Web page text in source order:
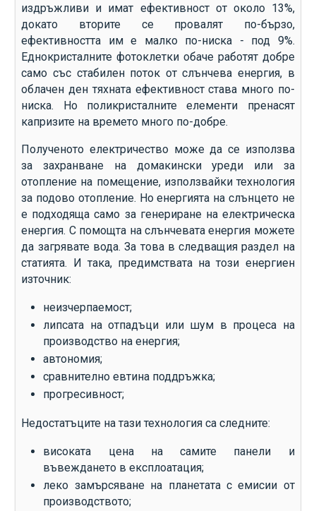
издръжливи и имат ефективност от около 13%,
докато вторите се провалят по-бързо,
ефективността им е малко по-ниска - под 9%.
Еднокристалните фотоклетки обаче работят добре
само със стабилен поток от слънчева енергия, в
облачен ден тяхната ефективност става много по-
ниска. Но поликристалните елементи пренасят
капризите на времето много по-добре.
Полученото електричество може да се използва
за захранване на домакински уреди или за
отопление на помещение, използвайки технология
за подово отопление. Но енергията на слънцето не
е подходяща само за генериране на електрическа
енергия. С помощта на слънчевата енергия можете
да загрявате вода. За това в следващия раздел на
статията. И така, предимствата на този енергиен
източник:
неизчерпаемост;
липсата на отпадъци или шум в процеса на
производство на енергия;
автономия;
сравнително евтина поддръжка;
прогресивност;
Недостатъците на тази технология са следните:
високата цена на самите панели и
въвеждането в експлоатация;
леко замърсяване на планетата с емисии от
производството;